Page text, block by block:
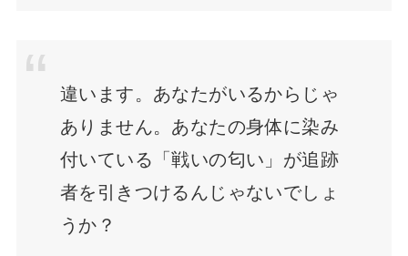
違います。あなたがいるからじゃ
ありません。あなたの身体に染み
付いている「戦いの匂い」が追跡
者を引きつけるんじゃないでしょ
うか？